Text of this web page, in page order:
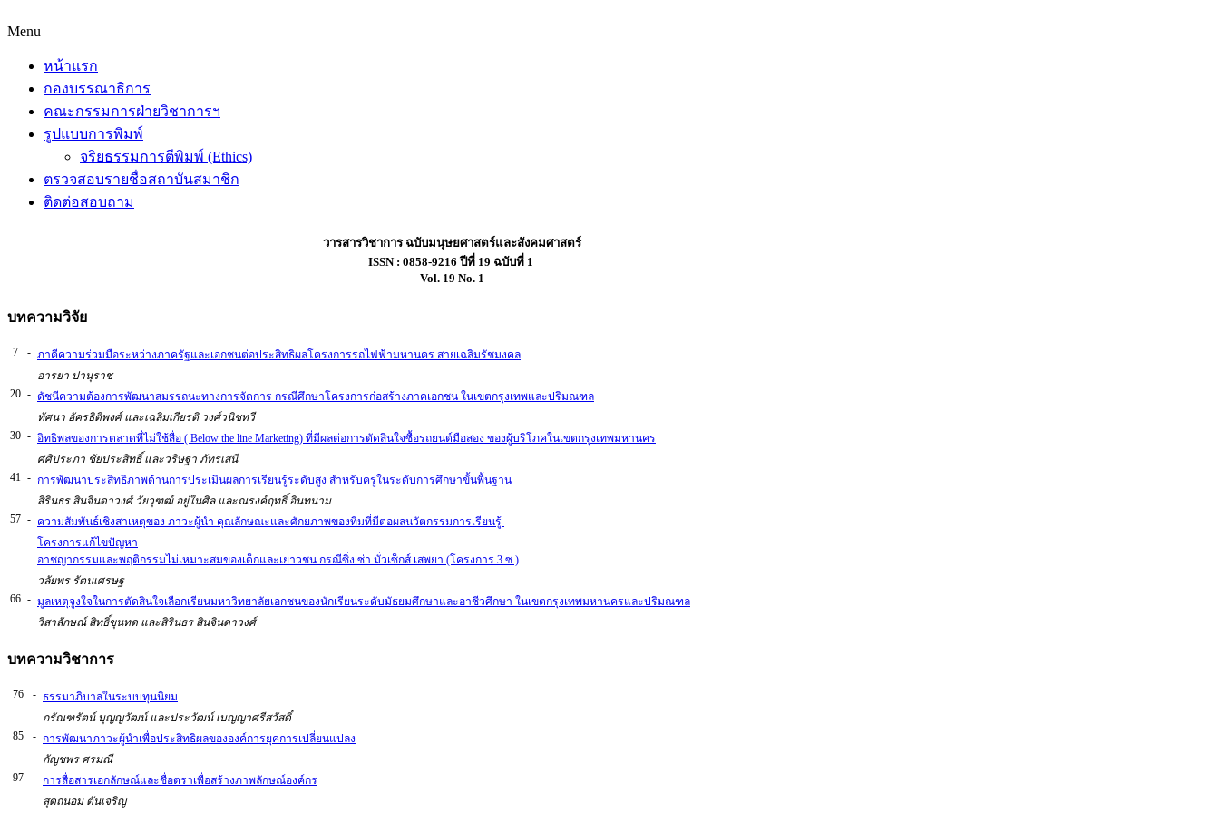
Menu
หน้าแรก
กองบรรณาธิการ
คณะกรรมการฝ่ายวิชาการฯ
รูปแบบการพิมพ์
จริยธรรมการตีพิมพ์ (Ethics)
ตรวจสอบรายชื่อสถาบันสมาชิก
ติดต่อสอบถาม
วารสารวิชาการ ฉบับมนุษยศาสตร์และสังคมศาสตร์
ISSN : 0858-9216 ปีที่ 19 ฉบับที่ 1
Vol. 19 No. 1
บทความวิจัย
7 - ภาคีความร่วมมือระหว่างภาครัฐและเอกชนต่อประสิทธิผลโครงการรถไฟฟ้ามหานคร สายเฉลิมรัชมงคล
อารยา ปานุราช
20 - ดัชนีความต้องการพัฒนาสมรรถนะทางการจัดการ กรณีศึกษาโครงการก่อสร้างภาคเอกชน ในเขตกรุงเทพและปริมณฑล
ทัศนา อัครธิติพงศ์ และเฉลิมเกียรติ วงศ์วนิชทวี
30 - อิทธิพลของการตลาดที่ไม่ใช้สื่อ ( Below the line Marketing) ที่มีผลต่อการตัดสินใจซื้อรถยนต์มือสอง ของผู้บริโภคในเขตกรุงเทพมหานคร
ศศิประภา ชัยประสิทธิ์ และวริษฐา ภัทรเสนี
41 - การพัฒนาประสิทธิภาพด้านการประเมินผลการเรียนรู้ระดับสูง สำหรับครูในระดับการศึกษาขั้นพื้นฐาน
สิรินธร สินจินดาวงศ์ วัยวุฑฒ์ อยู่ในศิล และณรงค์ฤทธิ์ อินทนาม
57 - ความสัมพันธ์เชิงสาเหตุของ ภาวะผู้นำ คุณลักษณะและศักยภาพของทีมที่มีต่อผลนวัตกรรมการเรียนรู้
โครงการแก้ไขปัญหา
อาชญากรรมและพฤติกรรมไม่เหมาะสมของเด็กและเยาวชน กรณีซิ่ง ซ่า มั่วเซ็กส์ เสพยา (โครงการ 3 ซ.)
วลัยพร รัตนเศรษฐ
66 - มูลเหตุจูงใจในการตัดสินใจเลือกเรียนมหาวิทยาลัยเอกชนของนักเรียนระดับมัธยมศึกษาและอาชีวศึกษา ในเขตกรุงเทพมหานครและปริมณฑล
วิสาลักษณ์ สิทธิ์ขุนทด และสิรินธร สินจินดาวงศ์
บทความวิชาการ
76 - ธรรมาภิบาลในระบบทุนนิยม
กรัณฑรัตน์ บุญญวัฒน์ และประวัฒน์ เบญญาศรีสวัสดิ์
85
- การพัฒนาภาวะผู้นำเพื่อประสิทธิผลขององค์การยุคการเปลี่ยนแปลง
กัญชพร ศรมณี
97
- การสื่อสารเอกลักษณ์และชื่อตราเพื่อสร้างภาพลักษณ์องค์กร
สุดถนอม ตันเจริญ